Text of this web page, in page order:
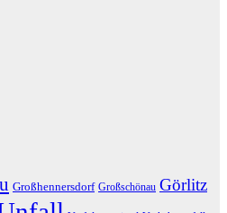
Großhennersdorf Großschönau Görlitz